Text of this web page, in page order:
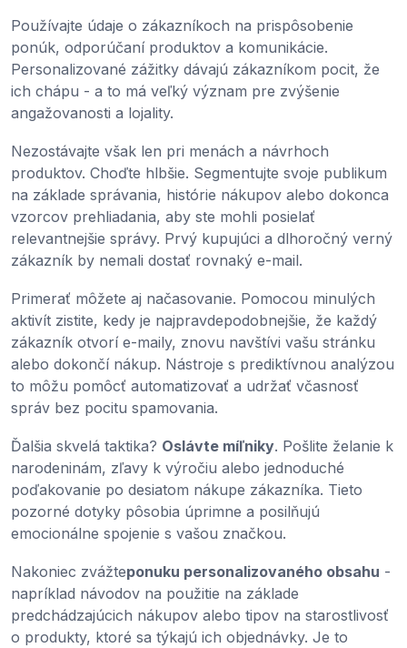
Používajte údaje o zákazníkoch na prispôsobenie
ponúk, odporúčaní produktov a komunikácie.
Personalizované zážitky dávajú zákazníkom pocit, že
ich chápu - a to má veľký význam pre zvýšenie
angažovanosti a lojality.
Nezostávajte však len pri menách a návrhoch
produktov. Choďte hlbšie. Segmentujte svoje publikum
na základe správania, histórie nákupov alebo dokonca
vzorcov prehliadania, aby ste mohli posielať
relevantnejšie správy. Prvý kupujúci a dlhoročný verný
zákazník by nemali dostať rovnaký e-mail.
Primerať môžete aj načasovanie. Pomocou minulých
aktivít zistite, kedy je najpravdepodobnejšie, že každý
zákazník otvorí e-maily, znovu navštívi vašu stránku
alebo dokončí nákup. Nástroje s prediktívnou analýzou
to môžu pomôcť automatizovať a udržať včasnosť
správ bez pocitu spamovania.
Ďalšia skvelá taktika? Oslávte míľniky. Pošlite želanie k
narodeninám, zľavy k výročiu alebo jednoduché
poďakovanie po desiatom nákupe zákazníka. Tieto
pozorné dotyky pôsobia úprimne a posilňujú
emocionálne spojenie s vašou značkou.
Nakoniec zvážteponuku personalizovaného obsahu -
napríklad návodov na použitie na základe
predchádzajúcich nákupov alebo tipov na starostlivosť
o produkty, ktoré sa týkajú ich objednávky. Je to